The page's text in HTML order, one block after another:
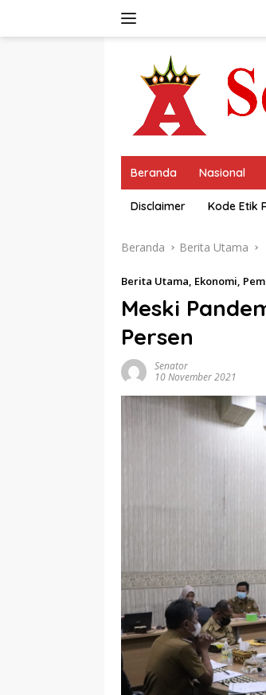
Beranda Nasional
Disclaimer Kode Etik
Beranda Berita Utama
Berita Utama, Ekonomi,
Meski
Persen
Senator
10 November 2021